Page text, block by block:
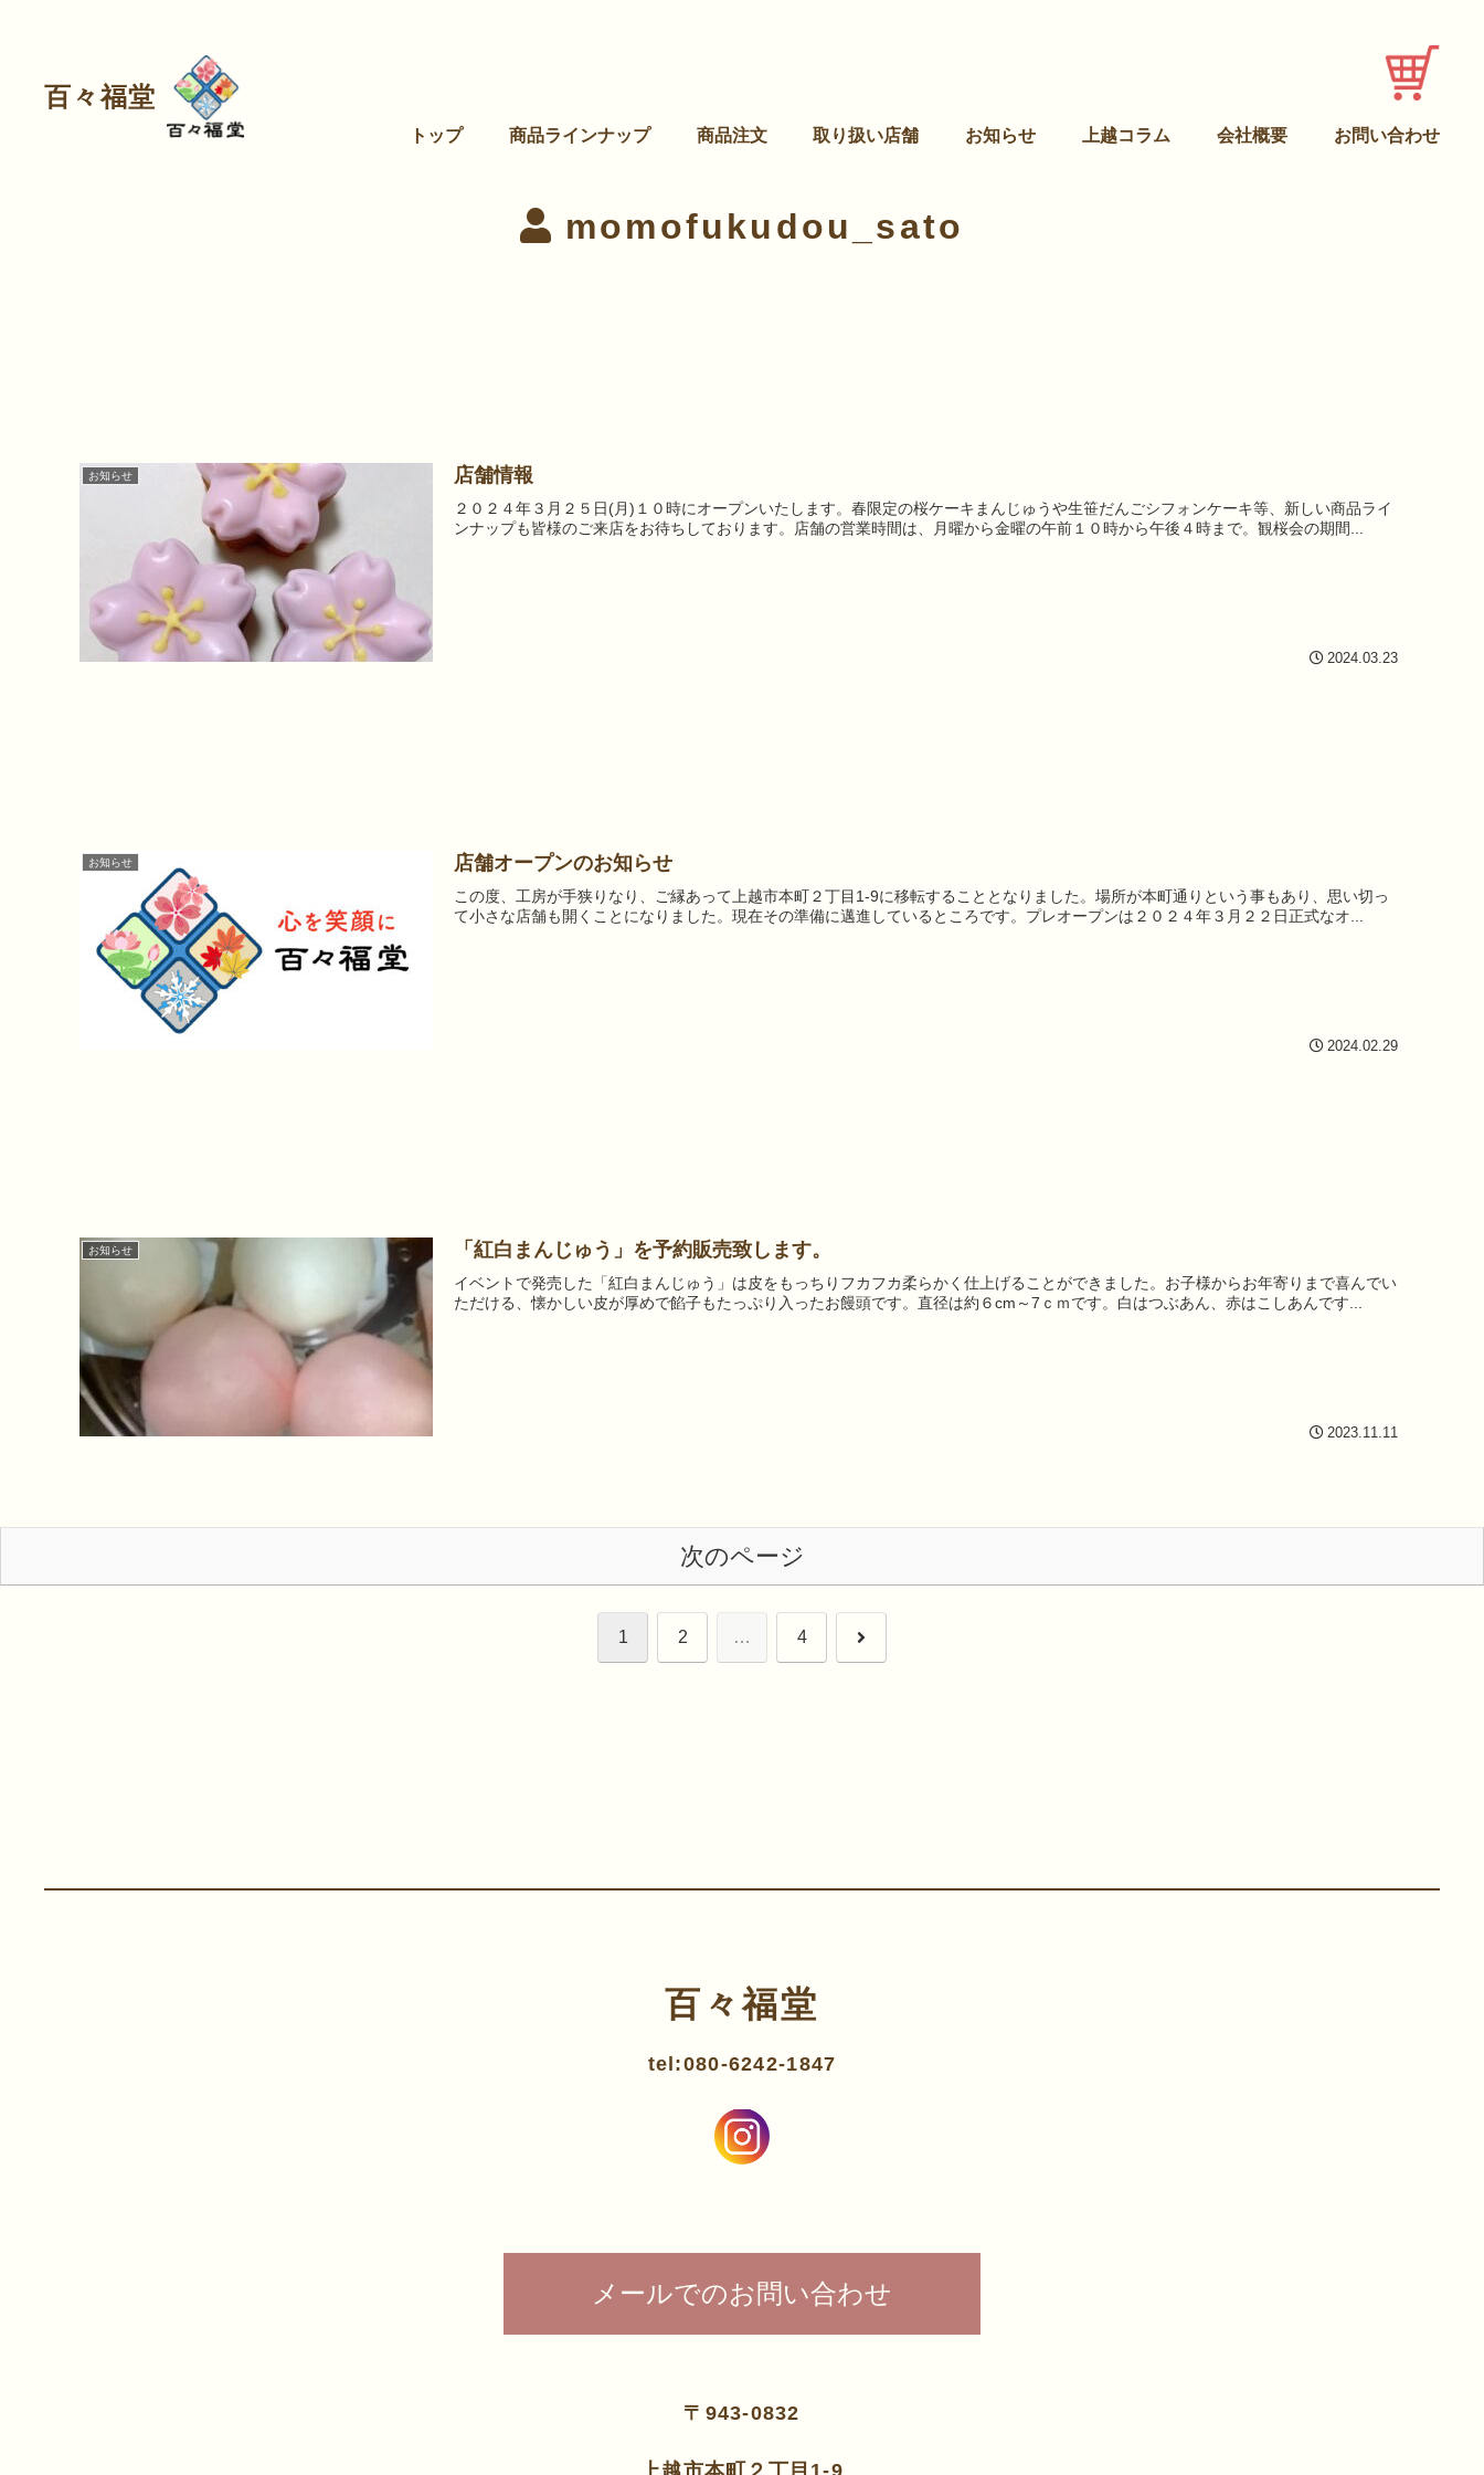
百々福堂
トップ 商品ラインナップ 商品注文 取り扱い店舗 お知らせ 上越コラム 会社概要 お問い合わせ
取り扱い店舗
momofukudou_sato
お知らせ 店舗情報
２０２４年３月２５日(月)１０時にオープンいたします。春限定の桜ケーキまんじゅうや生笹だんごシフォンケーキ等、新しい商品ライ
ンナップも皆様のご来店をお待ちしております。店舗の営業時間は、月曜から金曜の午前１０時から午後４時まで。観桜会の期間...
2024.03.23
お知らせ 店舗オープンのお知らせ
この度、工房が手狭りなり、ご縁あって上越市本町２丁目1-9に移転することとなりました。場所が本町通りという事もあり、思い切っ
て小さな店舗も開くことになりました。現在その準備に邁進しているところです。プレオープンは２０２４年３月２２日正式なオ...
2024.02.29
お知らせ 「紅白まんじゅう」を予約販売致します。
イベントで発売した「紅白まんじゅう」は皮をもっちりフカフカ柔らかく仕上げることができました。お子様からお年寄りまで喜んでい
ただける、懐かしい皮が厚めで餡子もたっぷり入ったお饅頭です。直径は約６cm～7ｃｍです。白はつぶあん、赤はこしあんです...
2023.11.11
次のページ
1 2 … 4 次
百々福堂
tel:080-6242-1847
メールでのお問い合わせ
〒943-0832
上越市本町２丁目1-9